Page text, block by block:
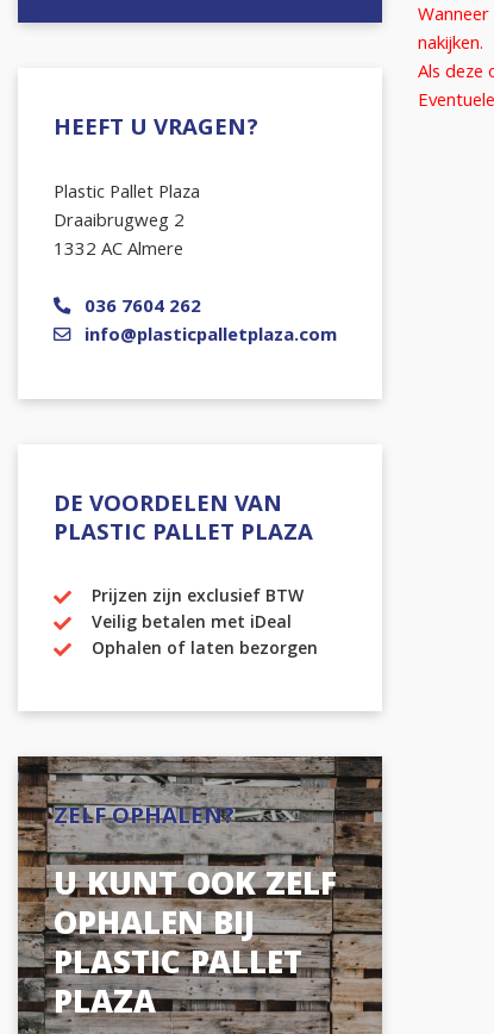
nakijken.
Als deze
HEEFT U VRAGEN?
Plastic Pallet Plaza
Draaibrugweg 2
1332 AC Almere
036 7604 262
info@plasticpalletplaza.com
DE VOORDELEN VAN
PLASTIC PALLET PLAZA
Prijzen zijn exclusief BTW
Veilig betalen met iDeal
Ophalen of laten bezorgen
ZELF OPHALEN?
U KUNT OOK ZELF
OPHALEN BIJ
PLASTIC PALLET
PLAZA